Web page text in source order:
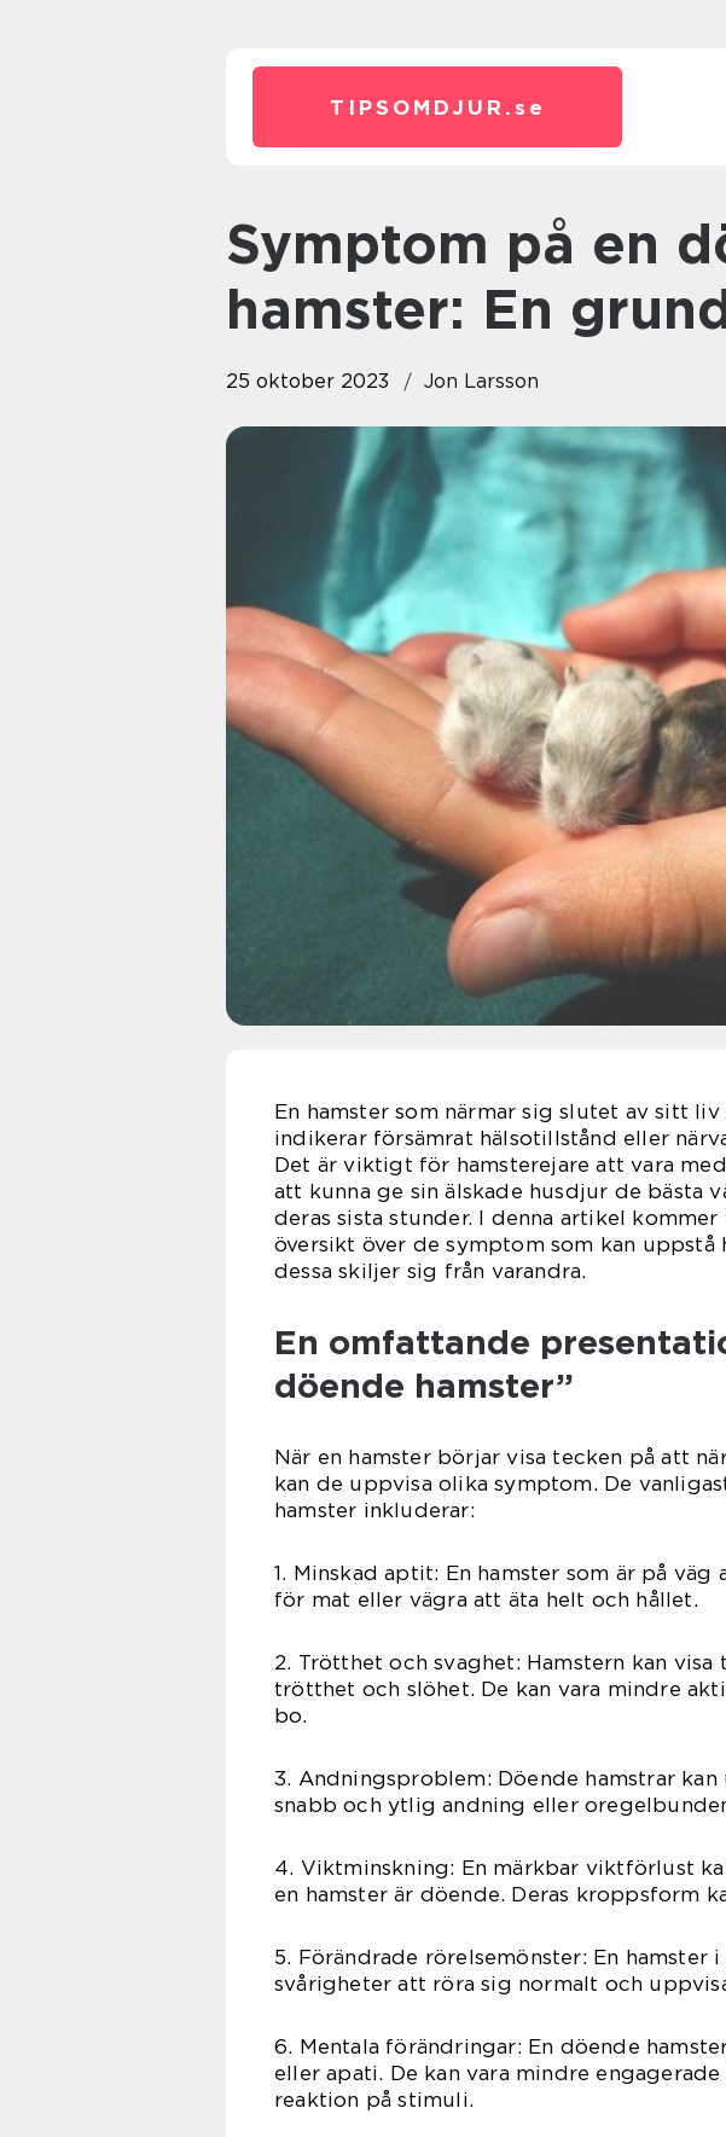
TIPSOMDJUR. se
Symptom på en döende
hamster: En
25 oktober 2023 Jon Larsson
En hamster som närmar sig slutet av sitt
indikerar försämrat hälsotillstånd eller
Det är viktigt för hamsterejare att vara
att kunna ge sin älskade husdjur de bästa
deras sista stunder. I denna artikel
översikt över de symptom som kan uppstå
dessa skiljer sig från varandra.
En omfattande
döende hamster”
När en hamster börjar visa tecken på att
kan de uppvisa olika symptom. De
hamster inkluderar:
1. Minskad aptit: En hamster som är på
för mat eller vägra att äta helt och hållet.
2. Trötthet och svaghet: Hamstern kan visa
trötthet och slöhet. De kan vara mindre
bo.
3. Andningsproblem: Döende hamstrar
snabb och ytlig andning eller
4. Viktminskning: En märkbar viktförlust
en hamster är döende. Deras kroppsform
5. Förändrade rörelsemönster: En hamster
svårigheter att röra sig normalt och
6. Mentala förändringar: En döende
eller apati. De kan vara mindre
reaktion på stimuli.